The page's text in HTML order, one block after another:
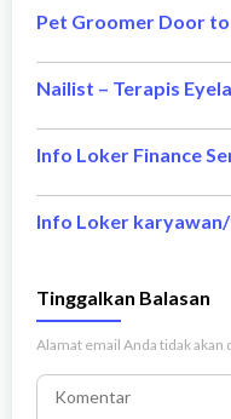
Pet Groomer Door
Tinggalkan Balasan
Alamat email Anda tidak akan